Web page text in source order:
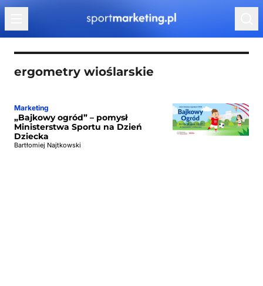
Przejdź do treści
ergometry wioślarskie
Marketing
„Bajkowy ogród” – pomysł
Ministerstwa Sportu na Dzień
Dziecka
Bartłomiej Najtkowski